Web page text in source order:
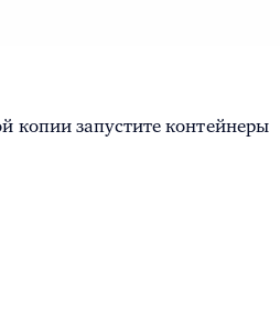
копии запустите контейнеры